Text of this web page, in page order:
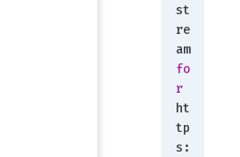
st
re
am
fo
r
ht
tp
s: